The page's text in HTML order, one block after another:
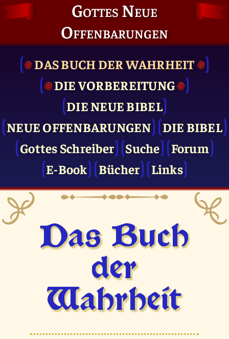
Gottes Neue
Offenbarungen
DAS BUCH DER WAHRHEIT
DIE VOR­BEREITUNG
DIE NEUE BIBEL
NEUE OFFENBARUNGEN
DIE BIBEL
Gottes Schreiber
Suche
Forum
E-Book
Bücher Links
Das Buch
der
Wahrheit